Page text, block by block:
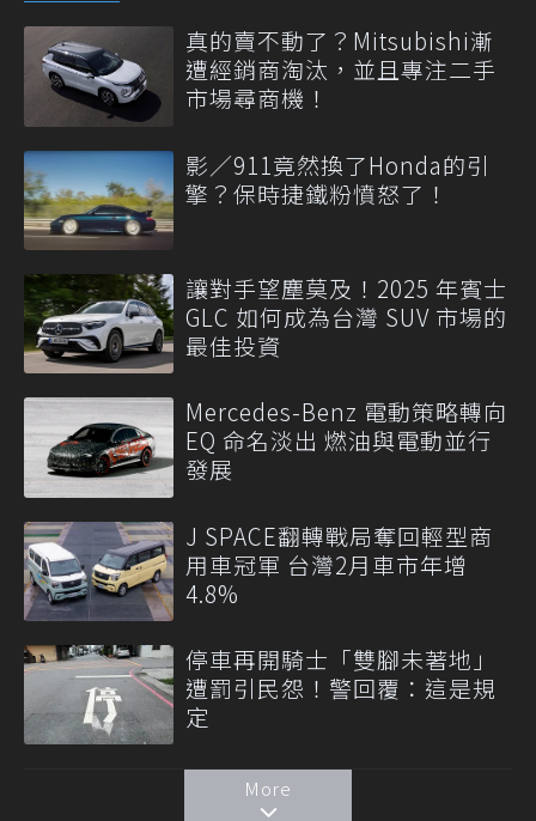
真的賣不動了？Mitsubishi漸
遭經銷商淘汰，並且專注二手
市場尋商機！
影／911竟然換了Honda的引
擎？保時捷鐵粉憤怒了！
讓對手望塵莫及！2025 年賓士
GLC 如何成為台灣 SUV 市場的
最佳投資
Mercedes-Benz 電動策略轉向
EQ 命名淡出 燃油與電動並行
發展
J SPACE翻轉戰局奪回輕型商
用車冠軍 台灣2月車市年增
4.8%
停車再開騎士「雙腳未著地」
遭罰引民怨！警回覆：這是規
定
More